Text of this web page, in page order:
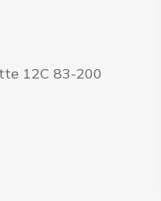
12C 83-200